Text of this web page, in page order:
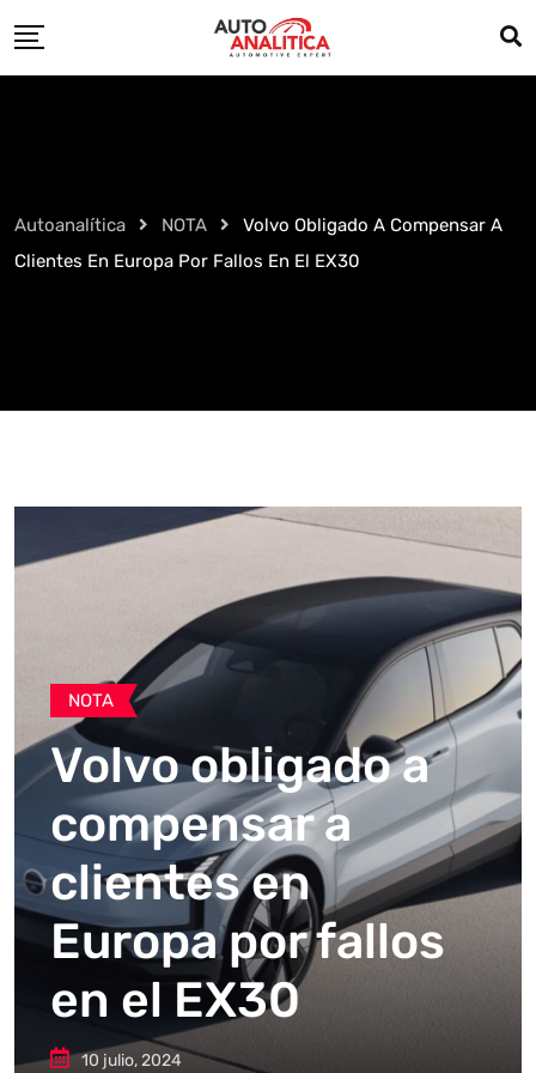
to
Autoanalítica NOTA
Volvo Obligado A Compensar A
Clientes En Europa Por Fallos En El EX30
NOTA
Volvo obligado a
compensar a
clientes en
Europa por fallos
en el EX30
10 julio, 2024